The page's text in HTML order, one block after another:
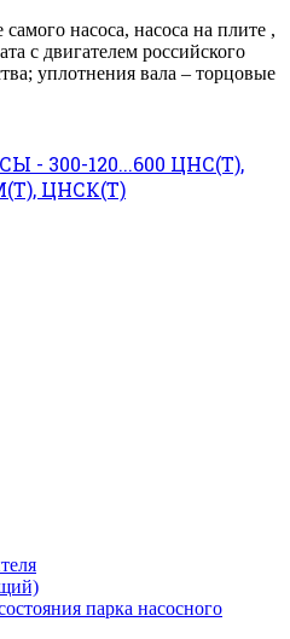
насоса, насоса на плите ,
с двигателем российского
уплотнения вала – торцовые
300-120...600 ЦНС(Т),
ЦНСК(Т)
парка насосного